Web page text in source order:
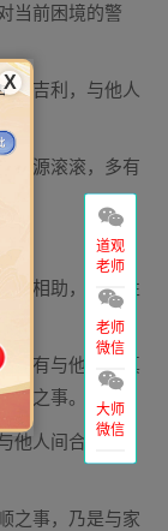
当前困境的警
不吉利，与他人
财源滚滚，多有
人相助，得异性
虽有与他人间真
之事。
他人间合作共
之事，乃是与家
道观
老师
老师
微信
大师
微信
X